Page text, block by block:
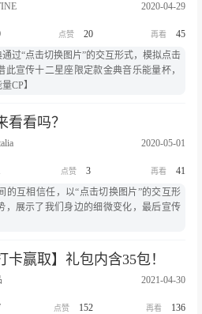
2020-04-29
20
45
过“点击切换图片”的交互形式，模拟点击
宣传十二星座限定款金典音乐能量杯，
CP】
看看吗？
2020-05-01
3
41
的互相信任，以“点击切换图片”的交互形
，展示了我们身边的细微变化，最后宣传
卡赢取】礼包内含35包！
2021-04-30
152
136